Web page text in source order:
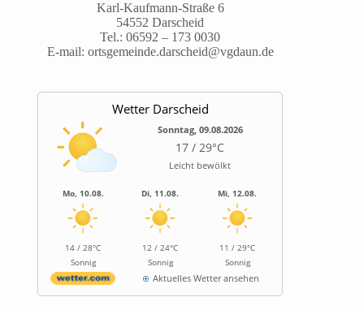
Karl-Kaufmann-Straße 6
54552 Darscheid
Tel.:06592 – 173 0030
E-mail: ortsgemeinde.darscheid@vgdaun.de
Wetter Darscheid
Sonntag, 09.08.2026
17 / 29°C
Leicht bewölkt
Mo, 10.08.
14 / 28°C
Sonnig
Di, 11.08.
12 / 24°C
Sonnig
Mi, 12.08.
11 / 29°C
Sonnig
Aktuelles Wetter ansehen